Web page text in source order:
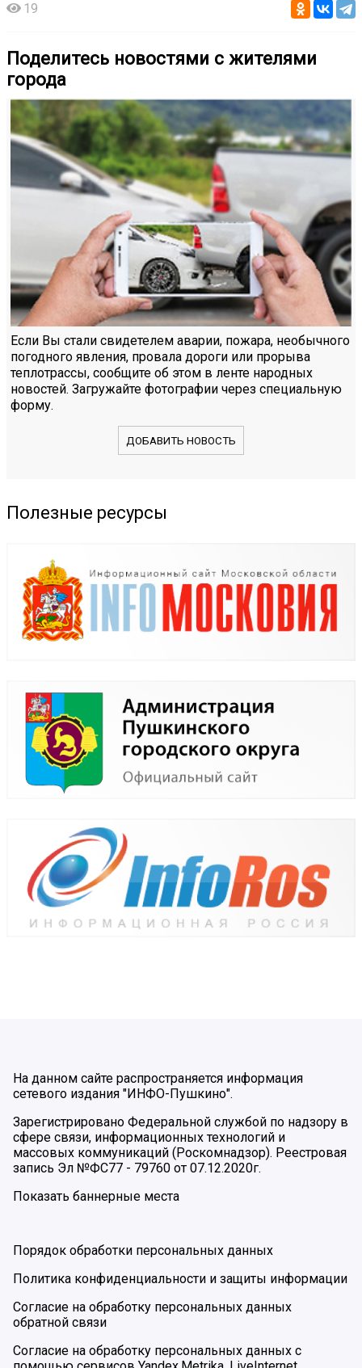
19
Поделитесь новостями с жителями
города
Если Вы стали свидетелем аварии, пожара, необычного
погодного явления, провала дороги или прорыва
теплотрассы, сообщите об этом в ленте народных
новостей. Загружайте фотографии через специальную
форму.
ДОБАВИТЬ НОВОСТЬ
Полезные ресурсы
На данном сайте распространяется информация
сетевого издания "ИНФО-Пушкино".
Зарегистрировано Федеральной службой по надзору в
сфере связи, информационных технологий и
массовых коммуникаций (Роскомнадзор). Реестровая
запись Эл №ФС77 - 79760 от 07.12.2020г.
Показать баннерные места
Порядок обработки персональных данных
Политика конфиденциальности и защиты информации
Согласие на обработку персональных данных
обратной связи
Согласие на обработку персональных данных с